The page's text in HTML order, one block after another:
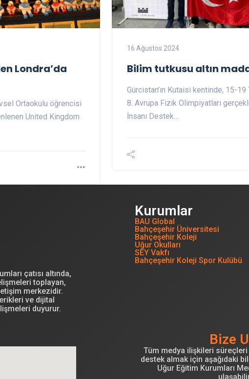
Londra’da
Ortaokulu öğrencisi
United Kingdom
16 Ağustos 2024
Bilim tutkusu altın
Gürcistan’ın Kutaisi kentinde, 15-
8. Avrupa Fizik Olimpiyatları
İnsanı Destek…
çatısı altında,
toplayan,
merkezidir.
ve dijital
duyurur.
Kurumlar
BAU Global
Bahçeşehir Üniversitesi
Bahçeşehir Koleji
Uğur Okulları
SEY Vakfı
Bahçeşehir Koleji Spor Kulübü
Bize
Tüm medya ilişkileri
destek almak için aşağıdaki
Uğur Eğitim Kurumları